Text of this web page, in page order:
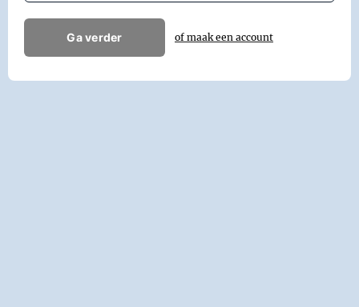
Ga verder of maak een account